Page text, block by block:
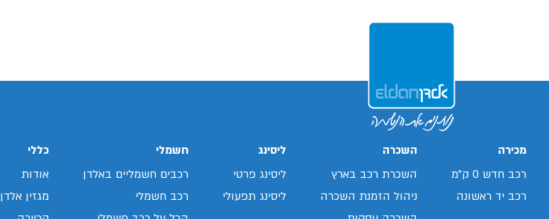
מכירה
רכב חדש 0 ק"מ
רכב יד ראשונה
השכרה
השכרת רכב בארץ
ניהול הזמנת השכרה
ליסינג
ליסינג פרטי
ליסינג תפעולי
חשמלי
רכבים חשמליים באלדן
רכב חשמלי
כללי
אודות
מגזין אלדן